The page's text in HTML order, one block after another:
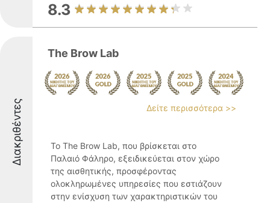
8.3
Διακριθέντες
The Brow Lab
Δείτε περισσότερα >>
Το The Brow Lab, που βρίσκεται στο
Παλαιό Φάληρο, εξειδικεύεται στον χώρο
της αισθητικής, προσφέροντας
ολοκληρωμένες υπηρεσίες που εστιάζουν
στην ενίσχυση των χαρακτηριστικών του